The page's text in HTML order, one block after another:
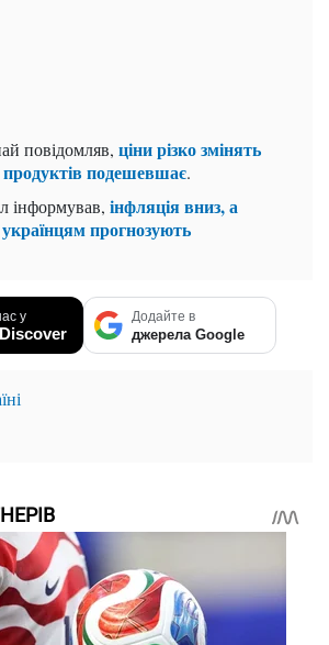
повідомляв, ціни різко змінять
подешевшає.
інформував, інфляція вниз, а
прогнозують
у Додайте в
джерела Google